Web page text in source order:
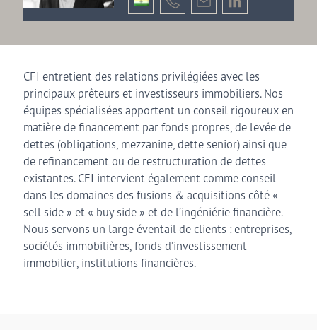
CFI entretient des relations privilégiées avec les
principaux prêteurs et investisseurs immobiliers. Nos
équipes spécialisées apportent un conseil rigoureux en
matière de financement par fonds propres, de levée de
dettes (obligations, mezzanine, dette senior) ainsi que
de refinancement ou de restructuration de dettes
existantes. CFI intervient également comme conseil
dans les domaines des fusions & acquisitions côté «
sell side » et « buy side » et de l’ingéniérie financière.
Nous servons un large éventail de clients : entreprises,
sociétés immobilières, fonds d’investissement
immobilier, institutions financières.